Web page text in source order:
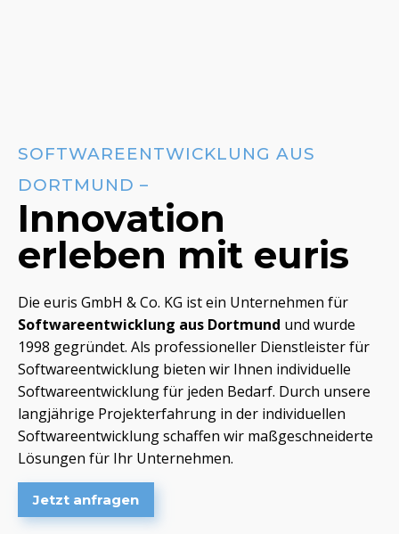
SOFTWAREENTWICKLUNG AUS
DORTMUND –
Innovation
erleben mit euris
Die euris GmbH & Co. KG ist ein Unternehmen für
Softwareentwicklung aus Dortmund und wurde
1998 gegründet. Als professioneller Dienstleister für
Softwareentwicklung bieten wir Ihnen individuelle
Softwareentwicklung für jeden Bedarf. Durch unsere
langjährige Projekterfahrung in der individuellen
Softwareentwicklung schaffen wir maßgeschneiderte
Lösungen für Ihr Unternehmen.
Jetzt anfragen